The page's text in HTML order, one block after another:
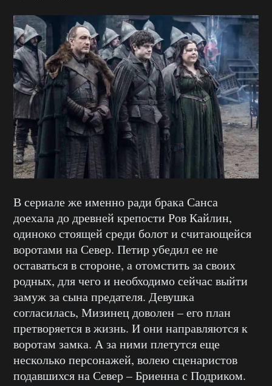
В сериале же именно ради брака Санса
доехала до древней крепости Ров Кайлин,
одиноко стоящей среди болот и считающейся
воротами на Север. Петир убедил ее не
оставаться в стороне, а отомстить за своих
родных, для чего и необходимо сейчас выйти
замуж за сына предателя. Девушка
согласилась, Мизинец доволен – его план
претворяется в жизнь. И они направляются к
воротам замка. А за ними плетутся еще
несколько персонажей, волею сценаристов
подавшихся на Север – Бриенна с Подриком.